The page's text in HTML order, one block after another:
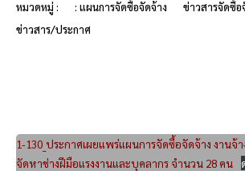
หมวดหมู่ : : แผนการจัดซื้อจัดจ้าง
ข่าวสารจัดซื้อ
ข่าวสาร/ประกาศ
1-130_ประกาศเผยแพร่แผนการจัดซื้อจัดจ้าง งานจ้
จัดหาช่างฝีมือแรงงานและบุคลากร จำนวน 28 คน